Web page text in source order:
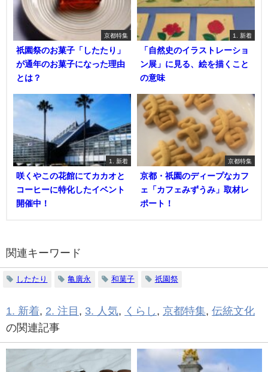
京都特集
祇園祭のお菓子「したたり」
が通年のお菓子になった理由
とは？
1. 新着
「自然史のイラストレーショ
ン展」に見る、絵を描くこと
の意味
1. 新着
咲くやこの花館にてカカオと
コーヒーに特化したイベント
開催中！
京都特集
京都・祇園のディープなカフ
ェ「カフェみずうみ」取材レ
ポート！
関連キーワード
したたり 亀廣永 和菓子 祇園祭
1. 新着, 2. 注目 , 3. 人気, くらし , 京都特集, 伝統文化
の関連記事